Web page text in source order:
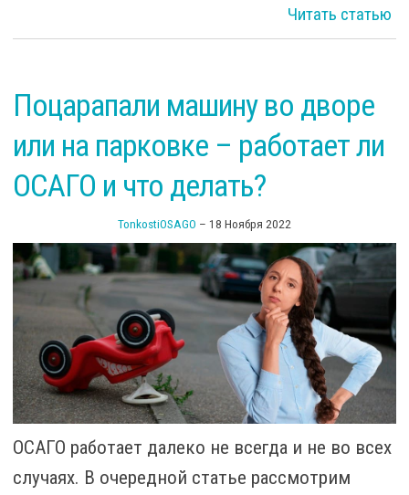
Читать статью
Поцарапали машину во дворе
или на парковке – работает ли
ОСАГО и что делать?
TonkostiOSAGO – 18 Ноября 2022
ОСАГО работает далеко не всегда и не во всех
случаях. В очередной статье рассмотрим